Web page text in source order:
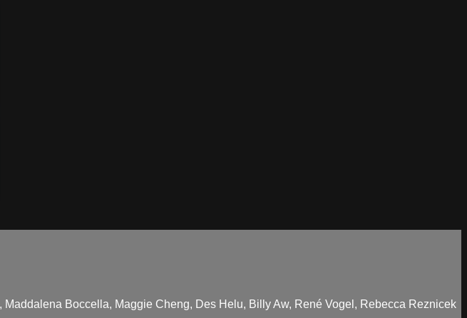
Boccella, Maggie Cheng, Des Helu, Billy Aw, René Vogel, Rebecca Reznicek